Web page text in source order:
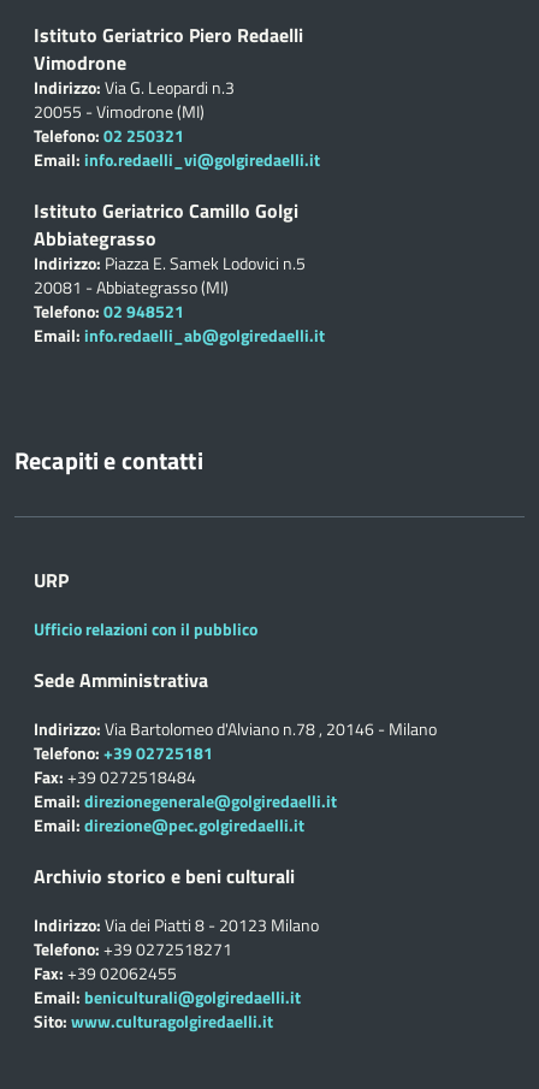
Istituto Geriatrico Piero Redaelli
Vimodrone
Indirizzo:Via G. Leopardi n.3
20055 - Vimodrone (MI)
Telefono:02 250321
Email: info.redaelli_vi@golgiredaelli.it
Istituto Geriatrico Camillo Golgi
Abbiategrasso
Indirizzo: Piazza E. Samek Lodovici n.5
20081 - Abbiategrasso (MI)
Telefono:02 948521
Email: info.redaelli_ab@golgiredaelli.it
Recapiti e contatti
URP
Ufficio relazioni con il pubblico
Sede Amministrativa
Indirizzo:Via Bartolomeo d'Alviano n.78 , 20146 - Milano
Telefono:+39 02725181
Fax:+39 0272518484
Email:direzionegenerale@golgiredaelli.it
Email:direzione@pec.golgiredaelli.it
Archivio storico e beni culturali
Indirizzo:Via dei Piatti 8 - 20123 Milano
Telefono:+39 0272518271
Fax:+39 02062455
Email: beniculturali@golgiredaelli.it
Sito:www.culturagolgiredaelli.it